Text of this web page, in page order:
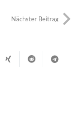
Nächster Beitrag